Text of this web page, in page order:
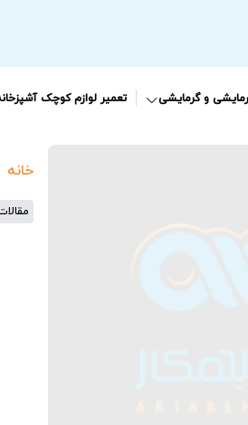
و گرمایشی تعمیر لوازم کوچک
خانه